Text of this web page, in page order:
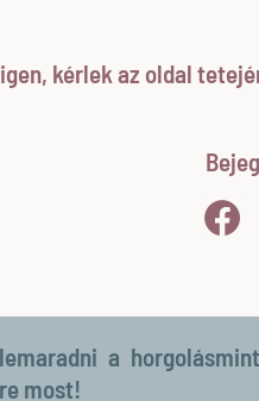
kérlek az oldal
a
most!